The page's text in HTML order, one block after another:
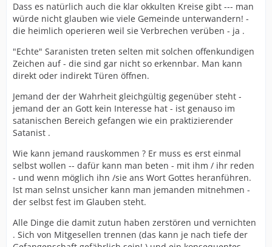
Dass es natürlich auch die klar okkulten Kreise gibt --- man
würde nicht glauben wie viele Gemeinde unterwandern! -
die heimlich operieren weil sie Verbrechen verüben - ja .
"Echte" Saranisten treten selten mit solchen offenkundigen
Zeichen auf - die sind gar nicht so erkennbar. Man kann
direkt oder indirekt Türen öffnen.
Jemand der der Wahrheit gleichgültig gegenüber steht -
jemand der an Gott kein Interesse hat - ist genauso im
satanischen Bereich gefangen wie ein praktizierender
Satanist .
Wie kann jemand rauskommen ? Er muss es erst einmal
selbst wollen -- dafür kann man beten - mit ihm / ihr reden
- und wenn möglich ihn /sie ans Wort Gottes heranführen.
Ist man selnst unsicher kann man jemanden mitnehmen -
der selbst fest im Glauben steht.
Alle Dinge die damit zutun haben zerstören und vernichten
. Sich von Mitgesellen trennen (das kann je nach tiefe der